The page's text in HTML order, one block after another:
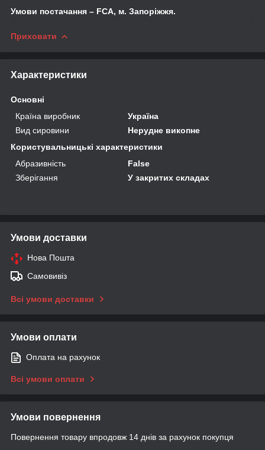
Умови постачання – FCA, м. Запоріжжя.
Приховати
Характеристики
Основні
Країна виробник
Україна
Вид сировини
Нерудне викопне
Користувальницькі характеристики
Абразивність
False
Зберігання
У закритих складах
Умови доставки
Нова Пошта
Самовивіз
Всі умови доставки
Умови оплати
Оплата на рахунок
Всі умови оплати
Умови повернення
Повернення товару впродовж 14 днів за рахунок покупця